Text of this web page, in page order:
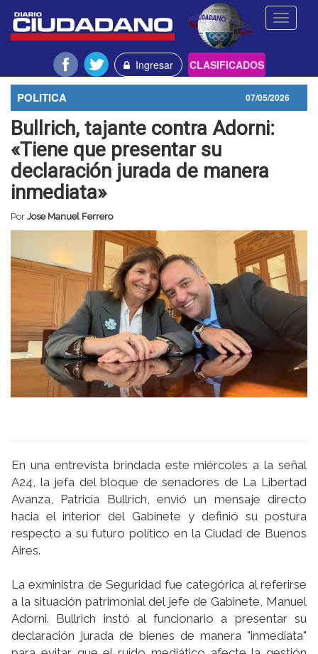
Toggle
Ingresar CLASIFICADOS
POLITICA 07/05/2026
Bullrich, tajante contra Adorni:
«Tiene que presentar su
declaración jurada de manera
inmediata»
Por Jose Manuel Ferrero
En una entrevista brindada este miércoles a la señal
A24, la jefa del bloque de senadores de La Libertad
Avanza, Patricia Bullrich, envió un mensaje directo
hacia el interior del Gabinete y definió su postura
respecto a su futuro político en la Ciudad de Buenos
Aires.
La exministra de Seguridad fue categórica al referirse
a la situación patrimonial del jefe de Gabinete, Manuel
Adorni. Bullrich instó al funcionario a presentar su
declaración jurada de bienes de manera "inmediata"